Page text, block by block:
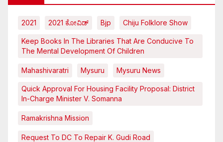
2021 2021 ಕೋವಿಡ್‌ Bjp Chiju Folklore Show
Keep Books In The Libraries That Are Conducive To
The Mental Development Of Children
Mahashivaratri Mysuru Mysuru News
Quick Approval For Housing Facility Proposal: District
In-Charge Minister V. Somanna
Ramakrishna Mission
Request To DC To Repair K. Gudi Road